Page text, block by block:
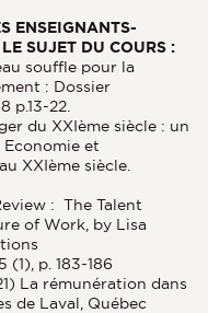
ENSEIGNANTS-
SUJET DU COURS :
souffle pour la
: Dossier
p.13-22.
du XXIème siècle : un
Economie et
XXIème siècle.
: The Talent
of Work, by Lisa
p. 183-186
La rémunération dans
de Laval, Québec